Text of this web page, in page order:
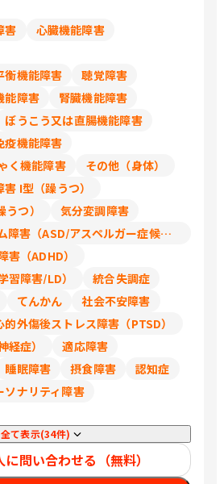
害
心臓機能障害
衡機能障害
聴覚障害
能障害
腎臓機能障害
ぼうこう又は直腸機能障害
疫機能障害
く機能障害
その他（身体）
I型（躁うつ）
つ）
気分変調障害
自閉症スペクトラム障害（ASD/アスペルガー症候群/広汎性発達障害）
（ADHD）
習障害/LD）
統合失調症
てんかん
社会不安障害
的外傷後ストレス障害（PTSD）
症）
適応障害
睡眠障害 摂食障害
認知症
ソナリティ障害
全て表示(34件)
に問い合わせる（無料）